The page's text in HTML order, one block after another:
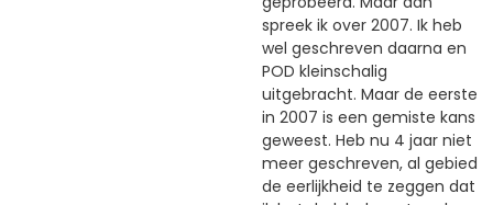
spreek ik over 2007. Ik heb
wel geschreven daarna en
POD kleinschalig
uitgebracht. Maar de eerste
in 2007 is een gemiste kans
geweest. Heb nu 4 jaar niet
meer geschreven, al gebied
de eerlijkheid te zeggen dat